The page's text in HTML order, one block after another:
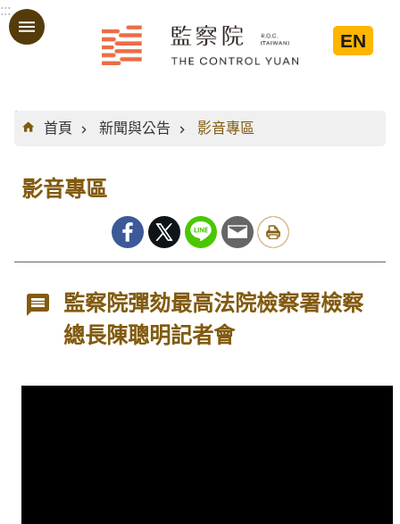
跳到主要內容區塊
:::
EN
:::
首頁
新聞與公告 影音專區
影音專區
監察院彈劾最高法院檢察署檢察
總長陳聰明記者會